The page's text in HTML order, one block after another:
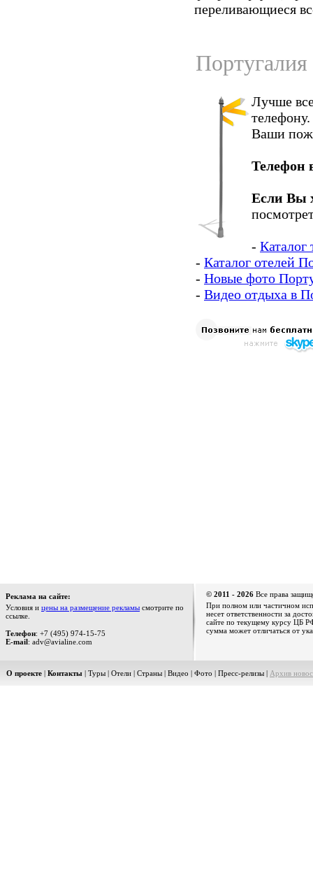
переливающиеся
Лучше
Ваши
Телефон
Если Вы
- Каталог
- Каталог отелей
- Новые фото
- Видео отдыха в
Реклама на сайте:
Условия и цены на размещение рекламы смотрите по
ссылке.
Телефон: +7 (495) 974-15-75
E-mail: adv@avialine.com
© 2011 - 2026 Все права
При полном или частичном
несет ответственности за
сайте по текущему курсу ЦБ
сумма может отличаться от
О проекте | Контакты | Туры | Отели | Страны | Видео | Фото | Пресс-релизы | Архив